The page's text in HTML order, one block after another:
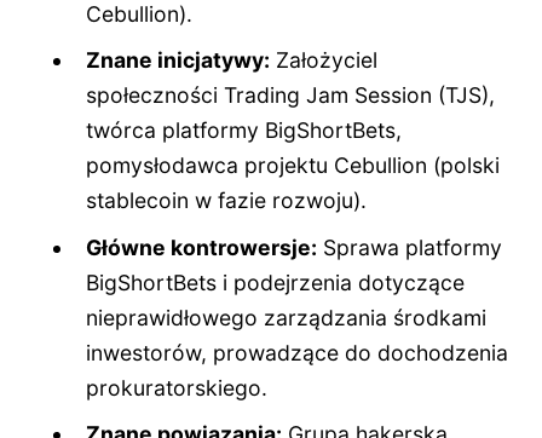
Cebullion).
Znane inicjatywy: Założyciel
społeczności Trading Jam Session (TJS),
twórca platformy BigShortBets,
pomysłodawca projektu Cebullion (polski
stablecoin w fazie rozwoju).
Główne kontrowersje: Sprawa platformy
BigShortBets i podejrzenia dotyczące
nieprawidłowego zarządzania środkami
inwestorów, prowadzące do dochodzenia
prokuratorskiego.